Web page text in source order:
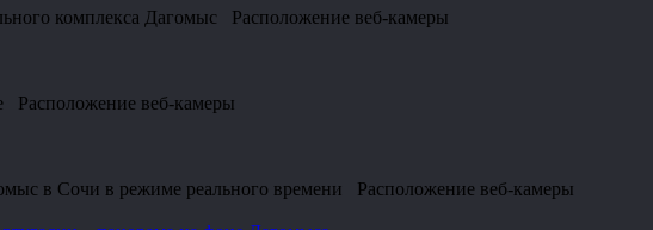
комплекса Дагомыс Расположение веб-камеры
Расположение веб-камеры
в Сочи в режиме реального времени Расположение веб-камеры